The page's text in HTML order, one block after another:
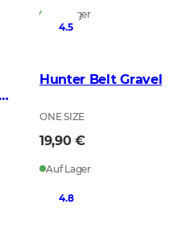
Auf Lager
4.5
Hunter Belt Gravel
ONE SIZE
19,90 €
Auf Lager
4.8